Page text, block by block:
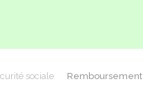
sociale
Remboursement